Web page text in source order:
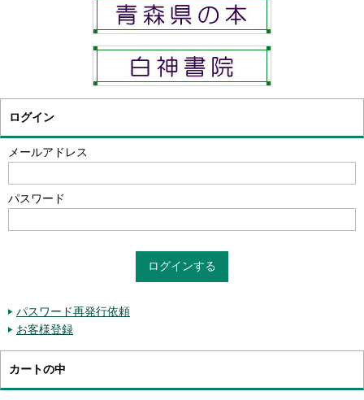
ログイン
メールアドレス
パスワード
パスワード再発行依頼
お客様登録
カートの中